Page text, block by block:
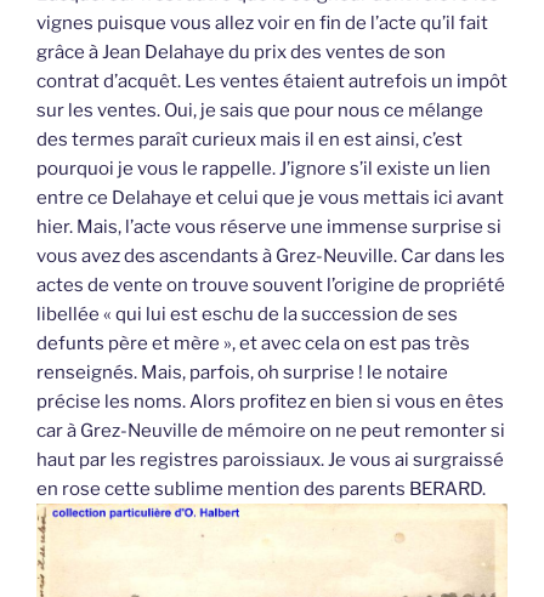
vignes puisque vous allez voir en fin de l’acte qu’il fait
grâce à Jean Delahaye du prix des ventes de son
contrat d’acquêt. Les ventes étaient autrefois un impôt
sur les ventes. Oui, je sais que pour nous ce mélange
des termes paraît curieux mais il en est ainsi, c’est
pourquoi je vous le rappelle. J’ignore s’il existe un lien
entre ce Delahaye et celui que je vous mettais ici avant
hier. Mais, l’acte vous réserve une immense surprise si
vous avez des ascendants à Grez-Neuville. Car dans les
actes de vente on trouve souvent l’origine de propriété
libellée « qui lui est eschu de la succession de ses
defunts père et mère », et avec cela on est pas très
renseignés. Mais, parfois, oh surprise ! le notaire
précise les noms. Alors profitez en bien si vous en êtes
car à Grez-Neuville de mémoire on ne peut remonter si
haut par les registres paroissiaux. Je vous ai surgraissé
en rose cette sublime mention des parents BERARD.